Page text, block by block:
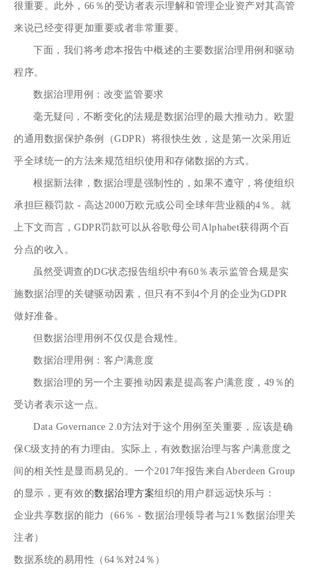
很重要。此外，66％的受访者表示理解和管理企业资产对其高管
来说已经变得更加重要或者非常重要。
下面，我们将考虑本报告中概述的主要数据治理用例和驱动
程序。
数据治理用例：改变监管要求
毫无疑问，不断变化的法规是数据治理的最大推动力。欧盟
的通用数据保护条例（GDPR）将很快生效，这是第一次采用近
乎全球统一的方法来规范组织使用和存储数据的方式。
根据新法律，数据治理是强制性的，如果不遵守，将使组织
承担巨额罚款 - 高达2000万欧元或公司全球年营业额的4％。就
上下文而言，GDPR罚款可以从谷歌母公司Alphabet获得两个百
分点的收入 。
虽然受调查的DG状态报告组织中有60％表示监管合规是实
施数据治理的关键驱动因素，但只有不到4个月的企业为GDPR
做好准备。
但数据治理用例不仅仅是合规性。
数据治理用例：客户满意度
数据治理的另一个主要推动因素是提高客户满意度，49％的
受访者表示这一点。
Data Governance 2.0方法对于这个用例至关重要，应该是确
保C级支持的有力理由。实际上，有效数据治理与客户满意度之
间的相关性是显而易见的。一个2017年报告来自Aberdeen Group
的显示，更有效的数据治理方案组织的用户群远远快乐与：
企业共享数据的能力（66％ - 数据治理领导者与21％数据治理关
注者）
数据系统的易用性（64％对24％）